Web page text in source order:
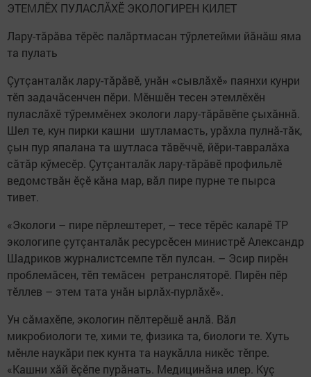
ЭТЕМЛӖХ ПУЛАСЛĂХӖ ЭКОЛОГИРЕН КИЛЕТ
Лару-тăрăва тӗрӗс палăртмасан тӳрлетейми йăнăш яма
та пулать
Çутçанталăк лару-тăрăвӗ, унăн «сывлăхӗ» паянхи кунри
тӗп задачăсенчен пӗри. Мӗншӗн тесен этемлӗхӗн
пуласлăхӗ тӳреммӗнех экологи лару-тăрăвӗпе çыхăннă.
Шел те, кун пирки кашни шутламасть, урăхла пулнă-тăк,
çын пур япалана та шутласа тăвӗччӗ, йӗри-тавралăха
сăтăр кӳмесӗр. Çутçанталăк лару-тăрăвӗ профильлӗ
ведомствăн ӗçӗ кăна мар, вăл пире пурне те пырса
тивет.
«Экологи – пире пӗрлештерет, – тесе тӗрӗс каларӗ ТР
экологипе çутçанталăк ресурсӗсен министрӗ Александр
Шадриков журналистсемпе тӗл пулсан. – Эсир пирӗн
проблемăсен, тӗп темăсен ретрансляторӗ. Пирӗн пӗр
тӗллев – этем тата унăн ырлăх-пурлăхӗ».
Ун сăмахӗпе, экологин пӗлтерӗшӗ анлă. Вăл
микробиологи те, хими те, физика та, биологи те. Хуть
мӗнле наукăри пек кунта та наукăлла никӗс тӗпре.
«Кашни хăй ӗçӗпе пурăнать. Медицинăна илер. Куç